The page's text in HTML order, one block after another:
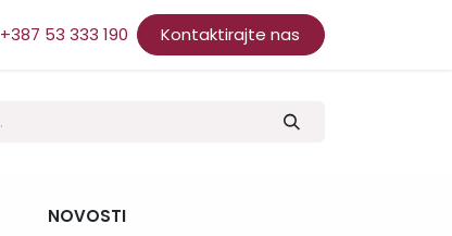
+387 53 333 190 Kontaktirajte nas
NOVOSTI